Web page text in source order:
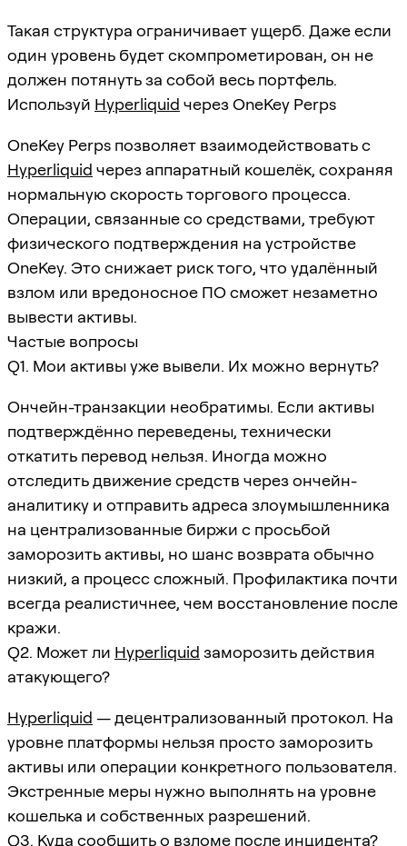
Такая структура ограничивает ущерб. Даже если
один уровень будет скомпрометирован, он не
должен потянуть за собой весь портфель.
Используй Hyperliquid через OneKey Perps
OneKey Perps позволяет взаимодействовать с
Hyperliquid через аппаратный кошелёк, сохраняя
нормальную скорость торгового процесса.
Операции, связанные со средствами, требуют
физического подтверждения на устройстве
OneKey. Это снижает риск того, что удалённый
взлом или вредоносное ПО сможет незаметно
вывести активы.
Частые вопросы
Q1. Мои активы уже вывели. Их можно вернуть?
Ончейн-транзакции необратимы. Если активы
подтверждённо переведены, технически
откатить перевод нельзя. Иногда можно
отследить движение средств через ончейн-
аналитику и отправить адреса злоумышленника
на централизованные биржи с просьбой
заморозить активы, но шанс возврата обычно
низкий, а процесс сложный. Профилактика почти
всегда реалистичнее, чем восстановление после
кражи.
Q2. Может ли Hyperliquid заморозить действия
атакующего?
Hyperliquid — децентрализованный протокол. На
уровне платформы нельзя просто заморозить
активы или операции конкретного пользователя.
Экстренные меры нужно выполнять на уровне
кошелька и собственных разрешений.
Q3. Куда сообщить о взломе после инцидента?